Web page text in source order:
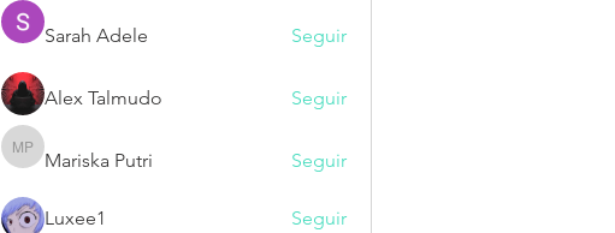
Sarah Adele Seguir
Alex Talmudo Seguir
Mariska Putri
Mariska Putri Seguir
Luxee1 Seguir